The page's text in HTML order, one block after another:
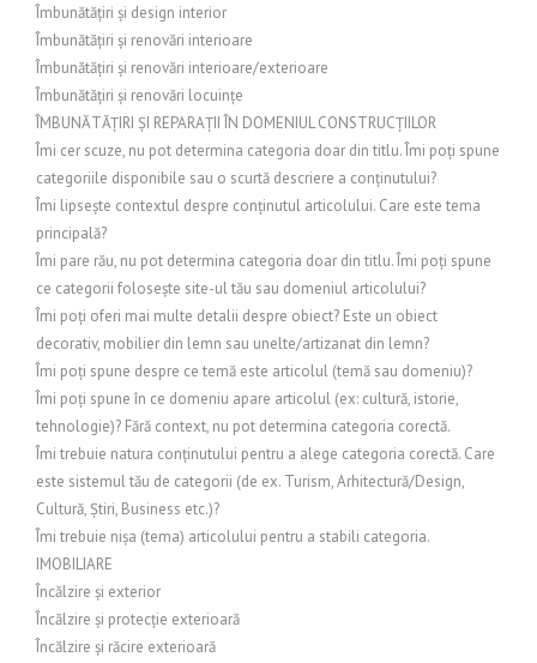
Îmbunătățiri și design interior
Îmbunătățiri și renovări interioare
Îmbunătățiri și renovări interioare/exterioare
Îmbunătățiri și renovări locuințe
ÎMBUNĂTĂȚIRI ȘI REPARAȚII ÎN DOMENIUL CONSTRUCȚIILOR
Îmi cer scuze, nu pot determina categoria doar din titlu. Îmi poți spune
categoriile disponibile sau o scurtă descriere a conținutului?
Îmi lipsește contextul despre conținutul articolului. Care este tema
principală?
Îmi pare rău, nu pot determina categoria doar din titlu. Îmi poți spune
ce categorii folosește site-ul tău sau domeniul articolului?
Îmi poți oferi mai multe detalii despre obiect? Este un obiect
decorativ, mobilier din lemn sau unelte/artizanat din lemn?
Îmi poți spune despre ce temă este articolul (temă sau domeniu)?
Îmi poți spune în ce domeniu apare articolul (ex: cultură, istorie,
tehnologie)? Fără context, nu pot determina categoria corectă.
Îmi trebuie natura conținutului pentru a alege categoria corectă. Care
este sistemul tău de categorii (de ex. Turism, Arhitectură/Design,
Cultură, Știri, Business etc.)?
Îmi trebuie nișa (tema) articolului pentru a stabili categoria.
IMOBILIARE
Încălzire și exterior
Încălzire și protecție exterioară
Încălzire și răcire exterioară